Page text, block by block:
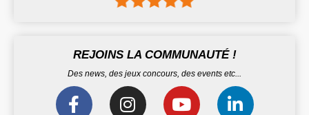
REJOINS LA COMMUNAUTÉ !
Des news, des jeux concours, des events etc...